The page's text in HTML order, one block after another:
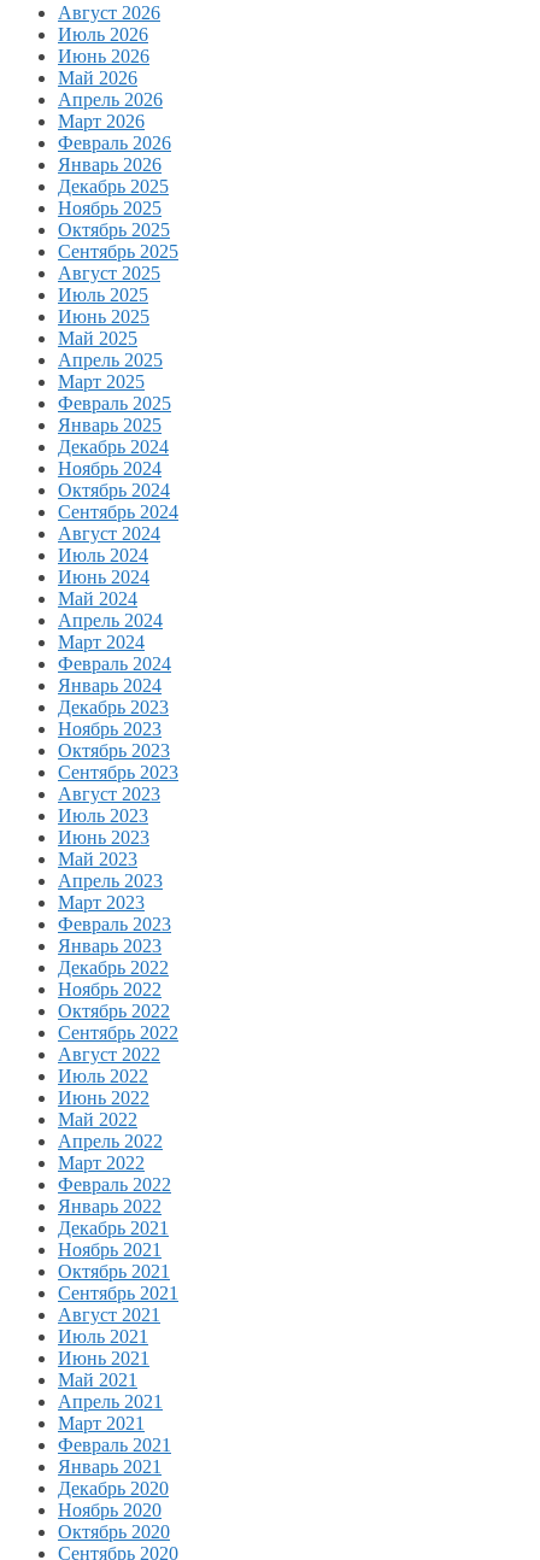
Август 2026
Июль 2026
Июнь 2026
Май 2026
Апрель 2026
Март 2026
Февраль 2026
Январь 2026
Декабрь 2025
Ноябрь 2025
Октябрь 2025
Сентябрь 2025
Август 2025
Июль 2025
Июнь 2025
Май 2025
Апрель 2025
Март 2025
Февраль 2025
Январь 2025
Декабрь 2024
Ноябрь 2024
Октябрь 2024
Сентябрь 2024
Август 2024
Июль 2024
Июнь 2024
Май 2024
Апрель 2024
Март 2024
Февраль 2024
Январь 2024
Декабрь 2023
Ноябрь 2023
Октябрь 2023
Сентябрь 2023
Август 2023
Июль 2023
Июнь 2023
Май 2023
Апрель 2023
Март 2023
Февраль 2023
Январь 2023
Декабрь 2022
Ноябрь 2022
Октябрь 2022
Сентябрь 2022
Август 2022
Июль 2022
Июнь 2022
Май 2022
Апрель 2022
Март 2022
Февраль 2022
Январь 2022
Декабрь 2021
Ноябрь 2021
Октябрь 2021
Сентябрь 2021
Август 2021
Июль 2021
Июнь 2021
Май 2021
Апрель 2021
Март 2021
Февраль 2021
Январь 2021
Декабрь 2020
Ноябрь 2020
Октябрь 2020
Сентябрь 2020